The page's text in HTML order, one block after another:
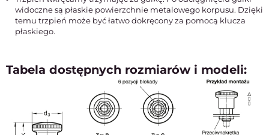
widoczne są płaskie powierzchnie metalowego korpusu. Dzięki
temu trzpień może być łatwo dokręcony za pomocą klucza
płaskiego.
Tabela dostępnych rozmiarów i modeli: